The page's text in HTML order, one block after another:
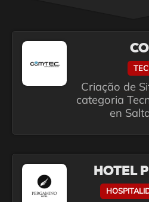
Criação de
categoria
en
HOTEL